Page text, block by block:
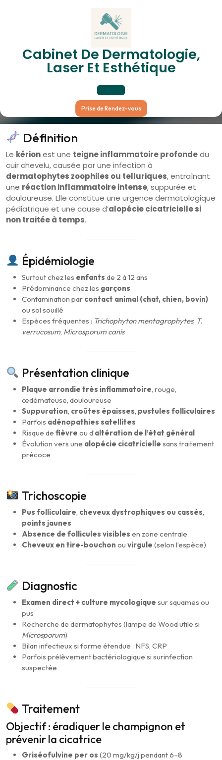
Cabinet De Dermatologie,
Laser Et Esthétique
Open
Button
Prise de Rendez-vous
Teignes Inflammatoires Du
Cuir Chevelu (Kérion)
Définition
Le kérionest une teigne inflammatoire profondedu
cuir chevelu, causée par une infection à
dermatophytes zoophiles ou telluriques, entraînant
une réaction inflammatoire intense, suppurée et
douloureuse. Elle constitue une urgence dermatologique
pédiatrique et une cause d’alopécie cicatricielle si
non traitée à temps.
Épidémiologie
Surtout chez les enfants de 2 à 12 ans
Prédominance chez les garçons
Contamination par contact animal (chat, chien, bovin)
ou sol souillé
Espèces fréquentes : Trichophyton mentagrophytes, T.
verrucosum, Microsporum canis
Présentation clinique
Plaque arrondie très inflammatoire , rouge,
œdémateuse, douloureuse
Suppuration croûtes épaisses pustules folliculaires
Parfois adénopathies satellites
Risque de fièvre ou d’altération de l’état général
Évolution vers une alopécie cicatricielle sans traitement
précoce
Trichoscopie
Pus folliculaire cheveux dystrophiques ou cassés
points jaunes
Absence de follicules visibles en zone centrale
Cheveux en tire-bouchon ou virgule (selon l’espèce)
Diagnostic
Examen direct + culture mycologique sur squames ou
pus
Recherche de dermatophytes (lampe de Wood utile si
Microsporum)
Bilan infectieux si forme étendue : NFS, CRP
Parfois prélèvement bactériologique si surinfection
suspectée
Traitement
Objectif : éradiquer le champignon et
prévenir la cicatrice
Griséofulvine per os (20 mg/kg/j pendant 6–8